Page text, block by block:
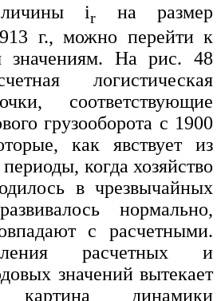
ir на размер
г., можно перейти к
значениям. На рис. 48
логистическая
соответствующие
грузооборота с 1900
как явствует из
когда хозяйство
в чрезвычайных
нормально,
с расчетными.
расчетных и
значений вытекает
картина динамики